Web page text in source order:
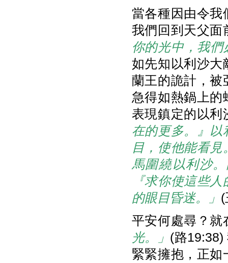
當各種因由令我
我們回到天父面
你的光中，我
如先知以利沙大
蘭王的詭計，被
急得如熱鍋上的
表現鎮定的以利
在的更多。』以
目，使他能看
馬圍繞以利沙
『求你使這些
的眼目昏迷。」
平安何處尋？就
光。」 (路19:38)
緊緊擁抱，正如